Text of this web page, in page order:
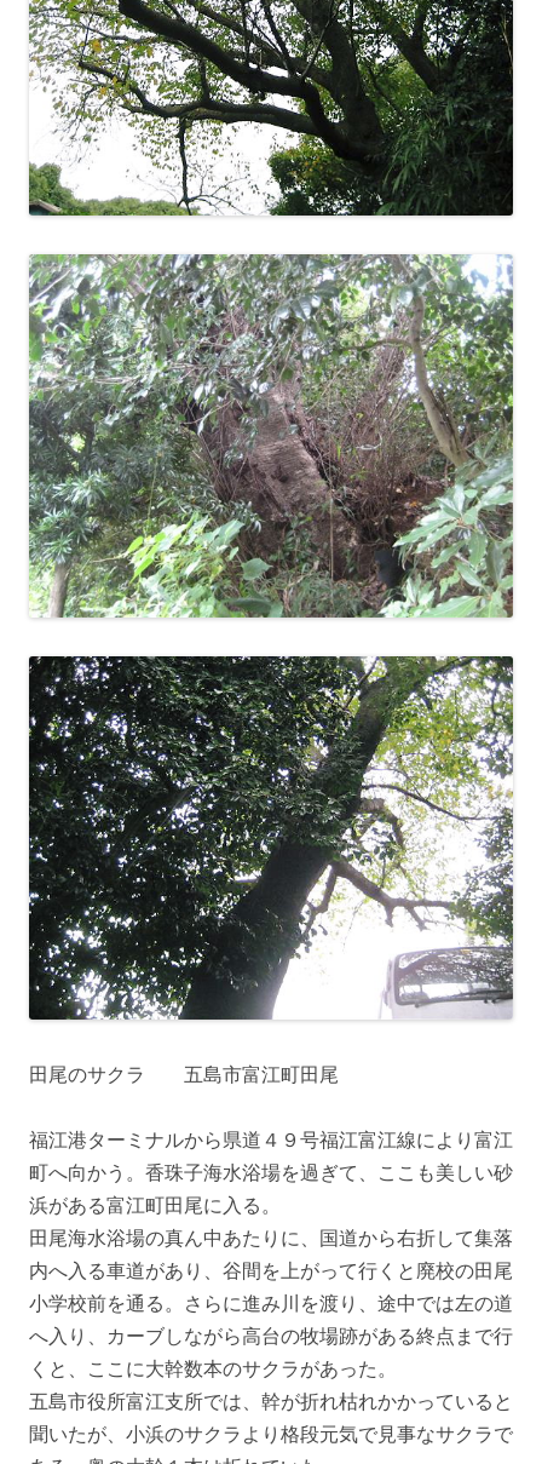
田尾のサクラ 五島市富江町田尾
福江港ターミナルから県道４９号福江富江線により富江
町へ向かう。香珠子海水浴場を過ぎて、ここも美しい砂
浜がある富江町田尾に入る。
田尾海水浴場の真ん中あたりに、国道から右折して集落
内へ入る車道があり、谷間を上がって行くと廃校の田尾
小学校前を通る。さらに進み川を渡り、途中では左の道
へ入り、カーブしながら高台の牧場跡がある終点まで行
くと、ここに大幹数本のサクラがあった。
五島市役所富江支所では、幹が折れ枯れかかっていると
聞いたが、小浜のサクラより格段元気で見事なサクラで